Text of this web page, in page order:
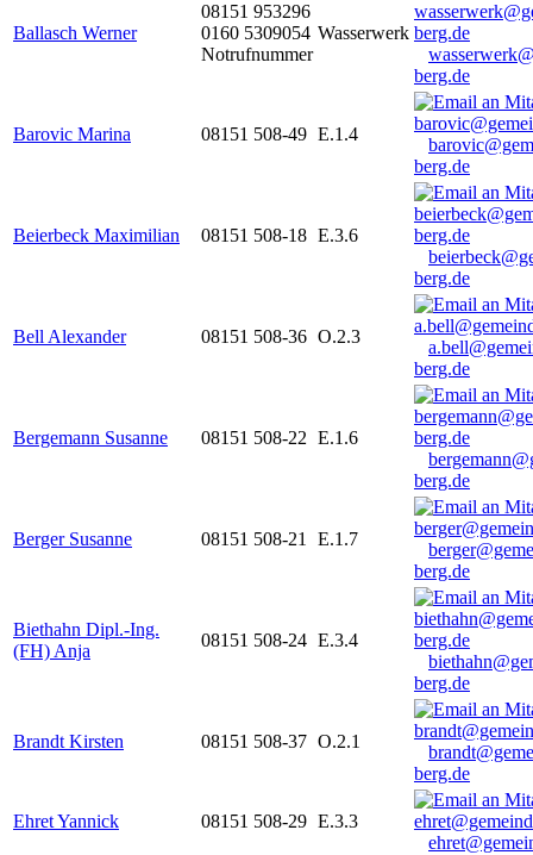
Ballasch Werner
08151 953296
0160 5309054
Notrufnummer
Wasserwerk
berg.de
Barovic Marina 08151 508-49 E.1.4
berg.de
Beierbeck Maximilian 08151 508-18 E.3.6
berg.de
Bell Alexander 08151 508-36 O.2.3
berg.de
Bergemann Susanne 08151 508-22 E.1.6
berg.de
Berger Susanne 08151 508-21 E.1.7
berg.de
Biethahn Dipl.-Ing.
(FH) Anja
08151 508-24 E.3.4
berg.de
Brandt Kirsten 08151 508-37 O.2.1
berg.de
Ehret Yannick 08151 508-29 E.3.3